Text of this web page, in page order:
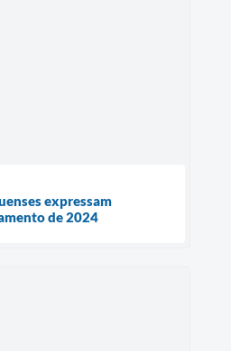
expressam
de 2024